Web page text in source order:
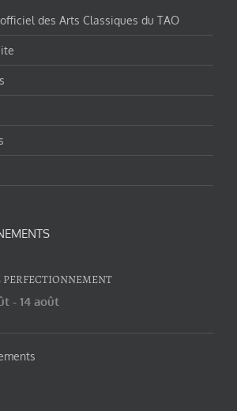
des Arts Classiques du TAO
PERFECTIONNEMENT
- 14 août